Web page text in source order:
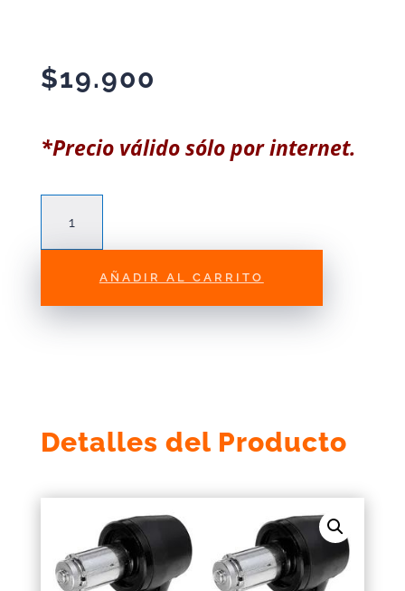
$19.900
*Precio válido sólo por internet.
PUÑOS
AÑADIR AL CARRITO
Detalles del Producto